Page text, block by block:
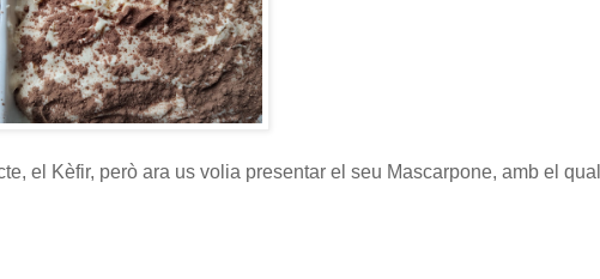
el Kèfir, però ara us volia presentar el seu Mascarpone, amb el